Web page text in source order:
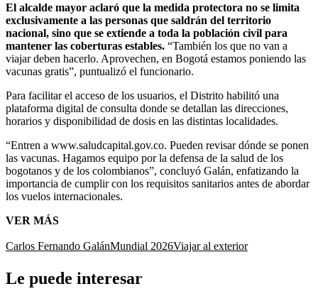
El alcalde mayor aclaró que la medida protectora no se limita
exclusivamente a las personas que saldrán del territorio
nacional, sino que se extiende a toda la población civil para
mantener las coberturas estables. “También los que no van a
viajar deben hacerlo. Aprovechen, en Bogotá estamos poniendo las
vacunas gratis”, puntualizó el funcionario.
Para facilitar el acceso de los usuarios, el Distrito habilitó una
plataforma digital de consulta donde se detallan las direcciones,
horarios y disponibilidad de dosis en las distintas localidades.
“Entren a www.saludcapital.gov.co. Pueden revisar dónde se ponen
las vacunas. Hagamos equipo por la defensa de la salud de los
bogotanos y de los colombianos”, concluyó Galán, enfatizando la
importancia de cumplir con los requisitos sanitarios antes de abordar
los vuelos internacionales.
VER MÁS
Carlos Fernando GalánMundial 2026Viajar al exterior
Le puede interesar